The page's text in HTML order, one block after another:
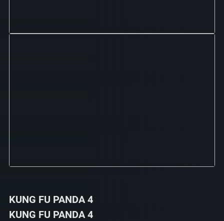
KUNG FU PANDA 4
KUNG FU PANDA 4